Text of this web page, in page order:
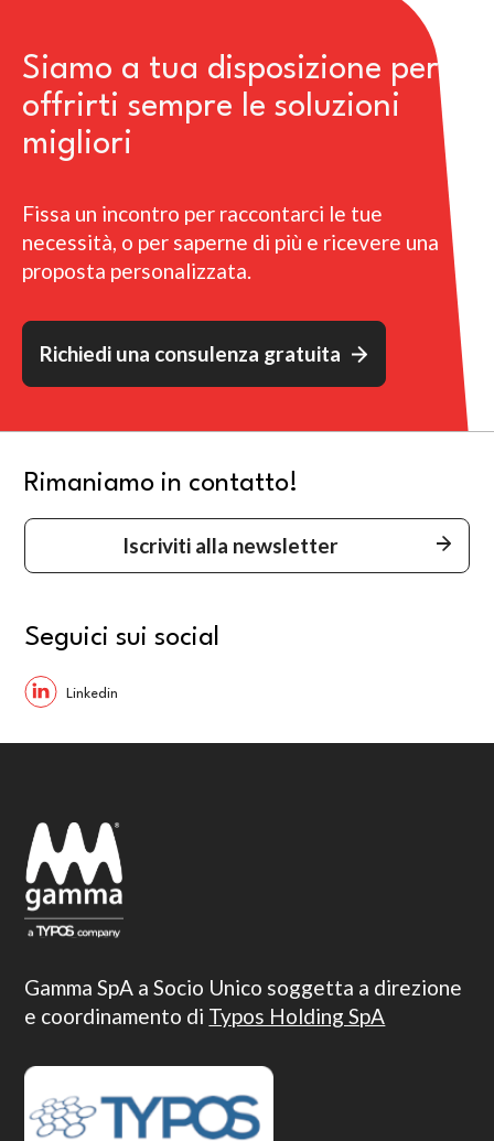
Siamo a tua disposizione per
offrirti sempre le soluzioni
migliori
Fissa un incontro per raccontarci le tue
necessità, o per saperne di più e ricevere una
proposta personalizzata.
Richiedi una consulenza gratuita
Rimaniamo in contatto!
Iscriviti alla newsletter
Seguici sui social
Gamma SpA a Socio Unico soggetta a direzione
e coordinamento di Typos Holding SpA